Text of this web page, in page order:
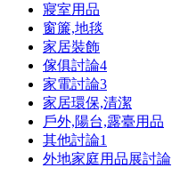
寢室用品
窗簾,地毯
家居裝飾
傢俱討論4
家電討論3
家居環保,清潔
戶外,陽台,露臺用品
其他討論1
外地家庭用品展討論